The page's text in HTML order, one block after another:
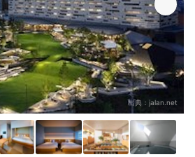
出典： jalan.net